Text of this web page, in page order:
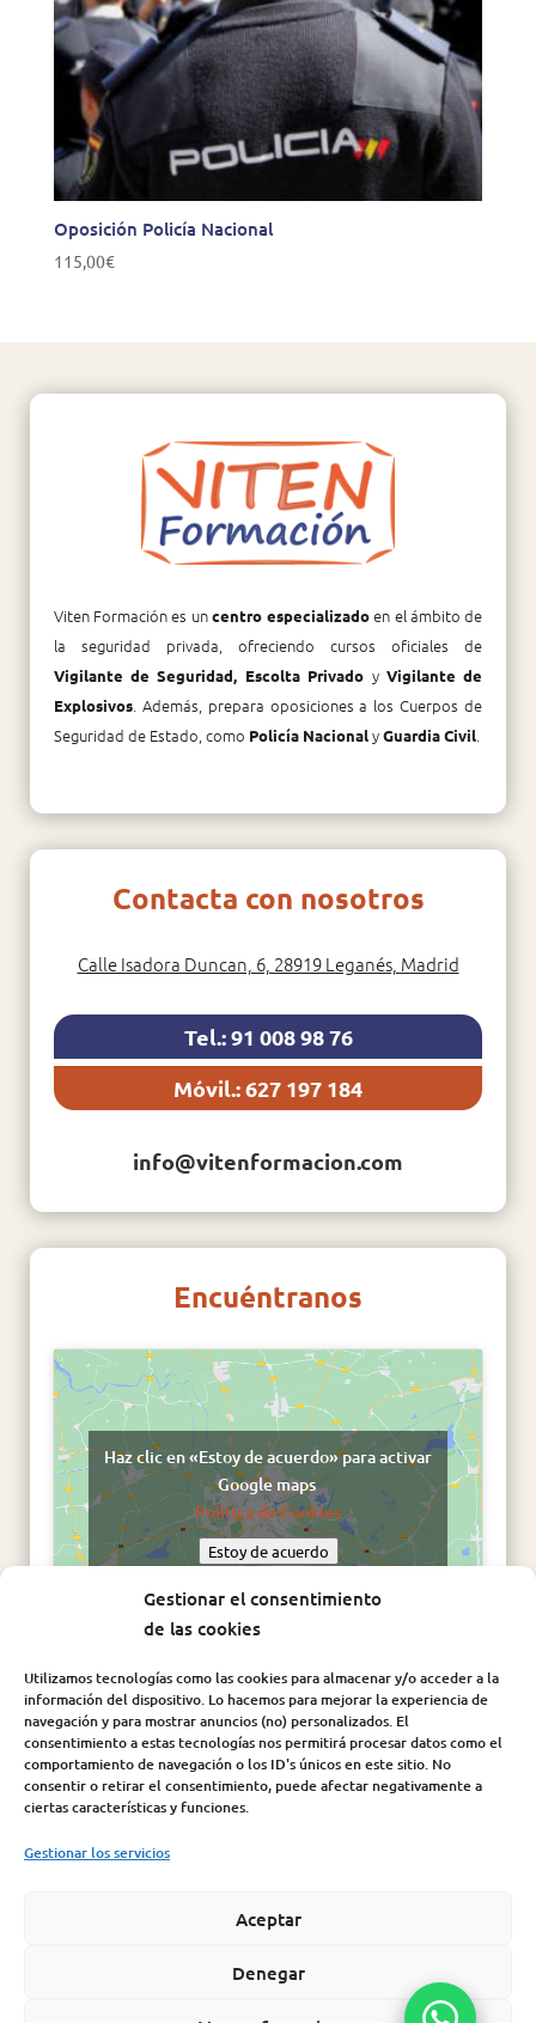
Gestionar el consentimiento
de las cookies
Utilizamos tecnologías como las cookies para almacenar y/o acceder a la
información del dispositivo. Lo hacemos para mejorar la experiencia de
navegación y para mostrar anuncios (no) personalizados. El
consentimiento a estas tecnologías nos permitirá procesar datos como el
comportamiento de navegación o los ID's únicos en este sitio. No
consentir o retirar el consentimiento, puede afectar negativamente a
ciertas características y funciones.
Gestionar los servicios
Aceptar
Denegar
Oposición Policía Nacional
115,00€
Viten Formación es uncentro especializadoen el ámbito de
la seguridad privada, ofreciendo cursos oficiales de
Vigilante de Seguridad, Escolta Privado yVigilante de
Explosivos. Además, prepara oposiciones a los Cuerpos de
Seguridad de Estado, como Policía NacionalyGuardia Civil.
Contacta con nosotros
Calle Isadora Duncan, 6, 28919 Leganés, Madrid
Tel.: 91 008 98 76
Móvil.: 627 197 184
info@vitenformacion.com
Encuéntranos
Haz clic en «Estoy de acuerdo» para activar
Google maps
Política de Cookies
Estoy de acuerdo
Síguenos en:
Política de Cookies|
información